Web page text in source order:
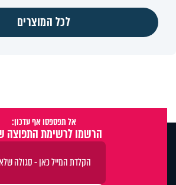
לכל המוצרים
אל תפספסו אף עדכון:
הרשמו לרשימת התפוצה